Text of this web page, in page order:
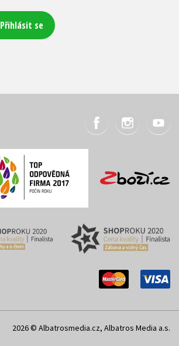
Přihlásit se
2026 © Albatrosmedia.cz, Albatros Media a.s.